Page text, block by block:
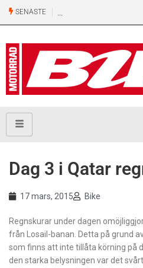
SENASTE
Dag 3 i Qatar
17 mars, 2015 Bike
Regnskurar under dagen
från Losail-banan. Detta på grund
som finns att inte tillåta körning på
den starka belysningen var det